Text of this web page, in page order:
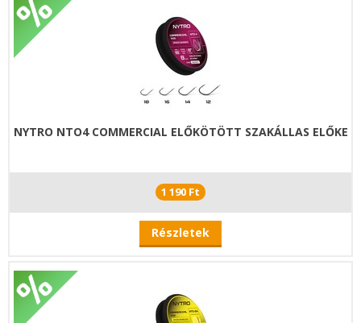
NYTRO NTO4 COMMERCIAL ELŐKÖTÖTT SZAKÁLLAS ELŐKE
1 190 Ft
Részletek